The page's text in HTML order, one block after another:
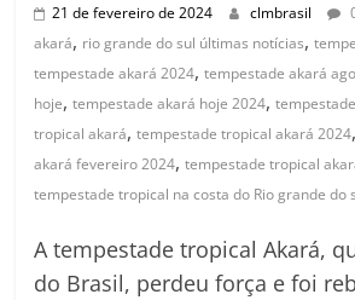
21 de fevereiro de 2024 clmbrasil
akará, rio grande do sul últimas notícias,
tempestade akará 2024,tempestade akará
hoje,tempestade akará hoje 2024,
tropical akará,tempestade tropical akará 2024
akará fevereiro 2024,tempestade tropical
tempestade tropical na costa do Rio grande do
A tempestade tropical Akará,
do Brasil, perdeu força e foi